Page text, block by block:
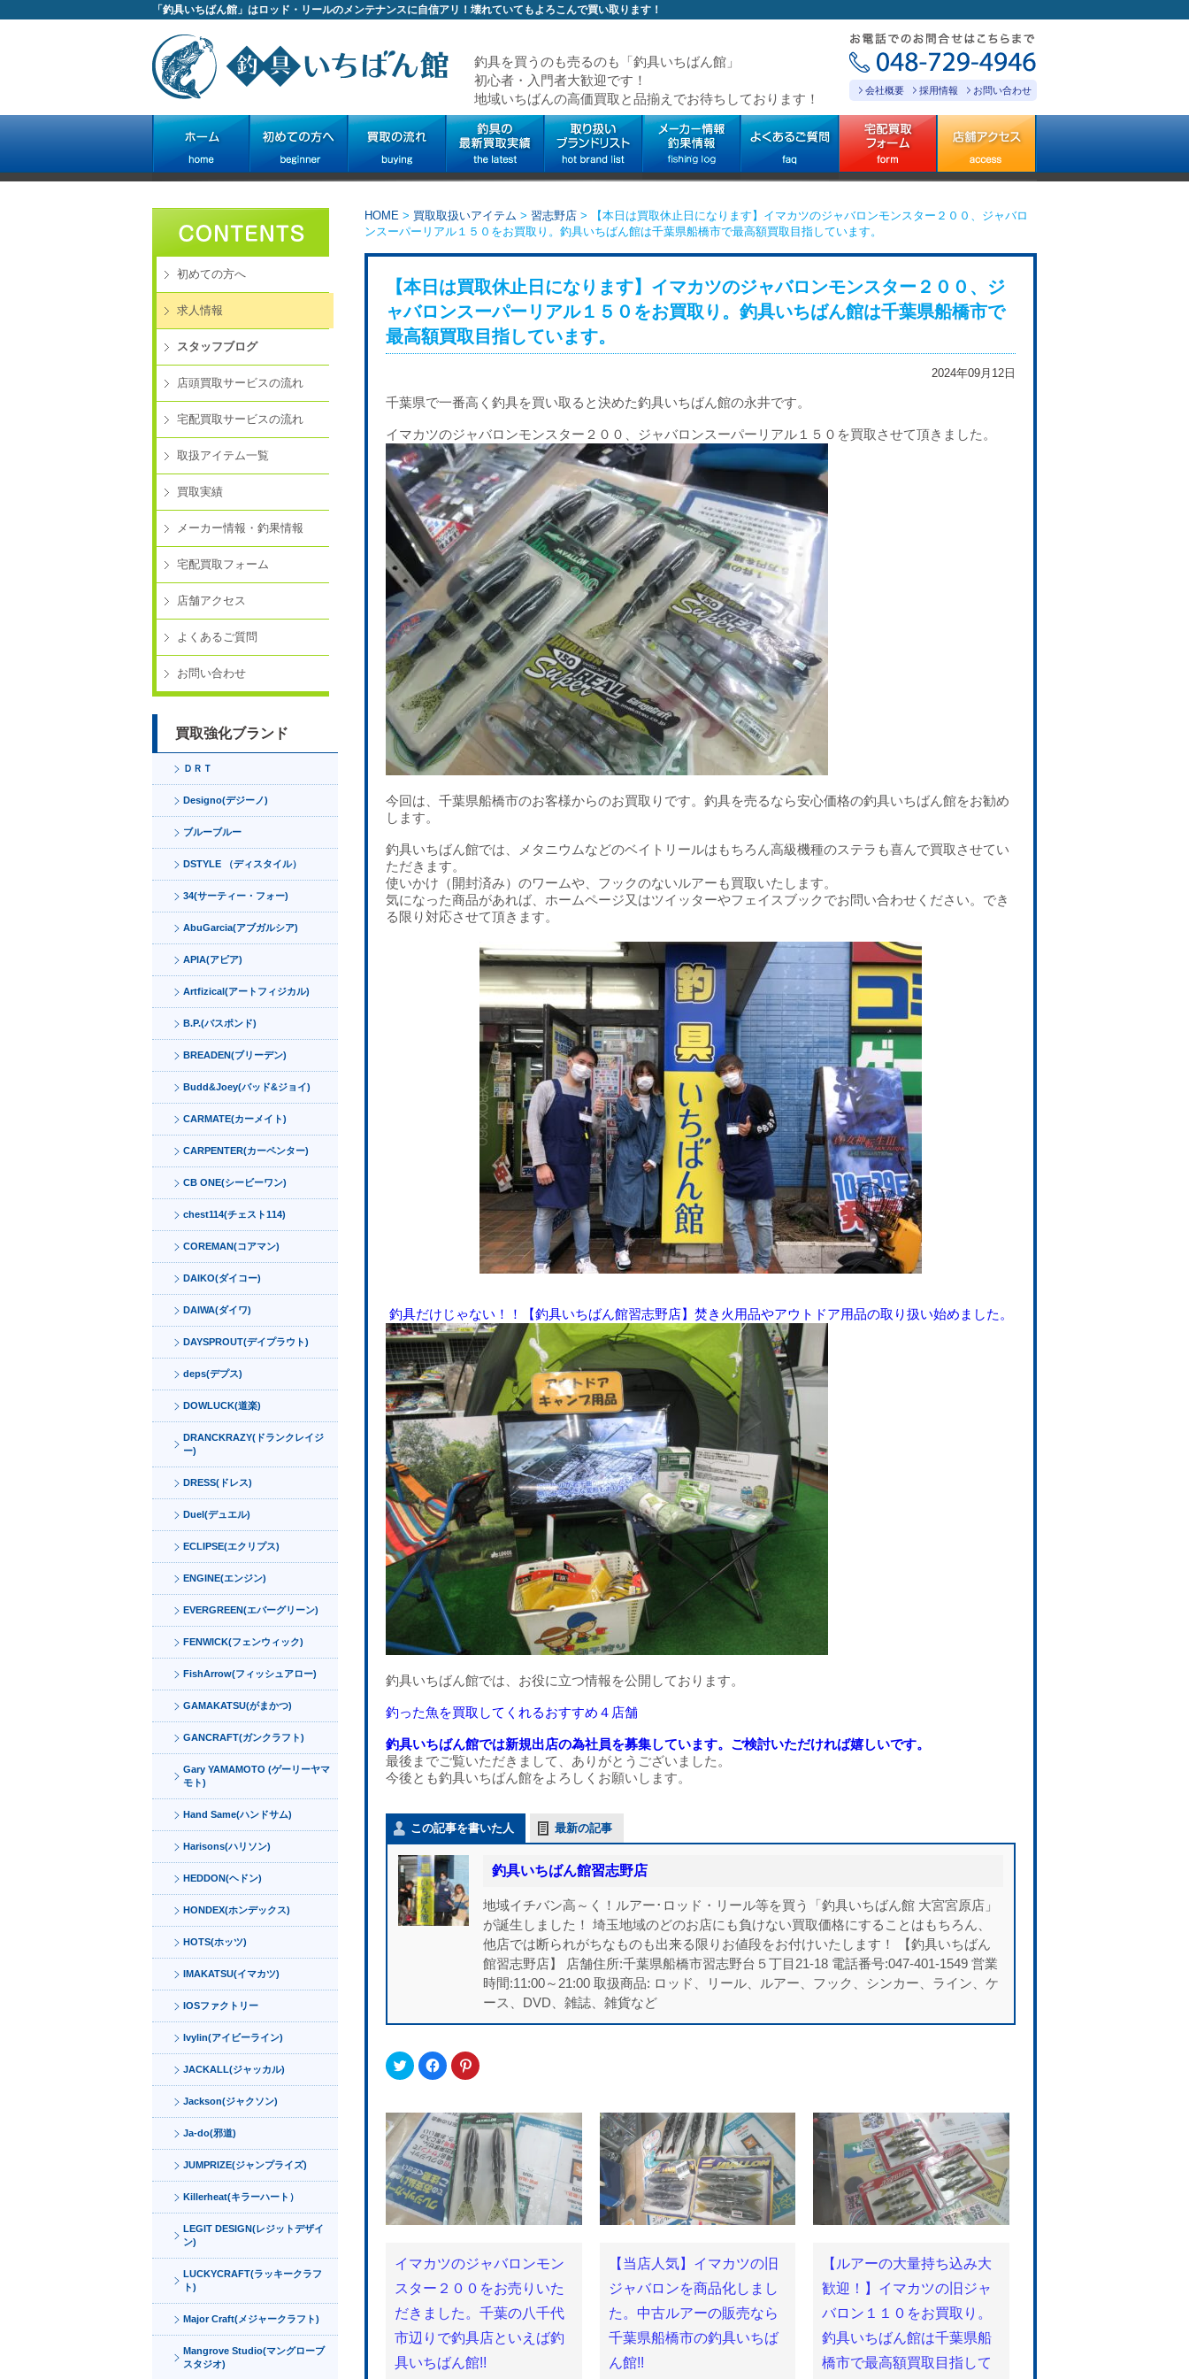
「釣具いちばん館」はロッド・リールのメンテナンスに自信アリ！壊れていてもよろこんで買い取ります！
釣具を買うのも売るのも「釣具いちばん館」
初心者・入門者大歓迎です！
地域いちばんの高価買取と品揃えでお待ちしております！
会社概要 採用情報 お問い合わせ
HOME > 買取取扱いアイテム > 習志野店 >
【本日は買取休止日になります】イマカツのジャバロンモンスター２００、ジャバロ
ンスーパーリアル１５０をお買取り。釣具いちばん館は千葉県船橋市で最高額買取目指しています。
【本日は買取休止日になります】イマカツのジャバロンモンスター２００、ジ
ャバロンスーパーリアル１５０をお買取り。釣具いちばん館は千葉県船橋市で
最高額買取目指しています。
2024年09月12日
千葉県で一番高く釣具を買い取ると決めた釣具いちばん館の永井です。
イマカツのジャバロンモンスター２００、ジャバロンスーパーリアル１５０を買取させて頂きました。
今回は、千葉県船橋市のお客様からのお買取りです。釣具を売るなら安心価格の釣具いちばん館をお勧め
します。
釣具いちばん館では、メタニウムなどのベイトリールはもちろん高級機種のステラも喜んで買取させてい
ただきます。
使いかけ（開封済み）のワームや、フックのないルアーも買取いたします。
気になった商品があれば、ホームページ又はツイッターやフェイスブックでお問い合わせください。でき
る限り対応させて頂きます。
釣具だけじゃない！！【釣具いちばん館習志野店】焚き火用品やアウトドア用品の取り扱い始めました。
釣具いちばん館では、お役に立つ情報を公開しております。
釣った魚を買取してくれるおすすめ４店舗
釣具いちばん館では新規出店の為社員を募集しています。ご検討いただければ嬉しいです。
最後までご覧いただきまして、ありがとうございました。
今後とも釣具いちばん館をよろしくお願いします。
この記事を書いた人 最新の記事
釣具いちばん館習志野店
地域イチバン高～く！ルアー･ロッド・リール等を買う「釣具いちばん館 大宮宮原店」
が誕生しました！ 埼玉地域のどのお店にも負けない買取価格にすることはもちろん、
他店では断られがちなものも出来る限りお値段をお付けいたします！ 【釣具いちばん
館習志野店】 店舗住所:千葉県船橋市習志野台５丁目21-18 電話番号:047-401-1549 営業
時間:11:00～21:00 取扱商品: ロッド、リール、ルアー、フック、シンカー、ライン、ケ
ース、DVD、雑誌、雑貨など
ク
リ
て
Twitter
で
共
有
(新
し
い
ウ
ィ
ン
開
ま
す)
Facebook
で
る
に
は
ク
リ
ッ
ク
し
て
く
だ
し
い
ウ
ィ
ン
ド
で
開
き
ま
ク
リ
て
Pinterest
で
共
有
(新
し
ィ
ン
開
ま
す)
イマカツのジャバロンモン
スター２００をお売りいた
だきました。千葉の八千代
市辺りで釣具店といえば釣
具いちばん館!!
【当店人気】イマカツの旧
ジャバロンを商品化しまし
た。中古ルアーの販売なら
千葉県船橋市の釣具いちば
ん館!!
【ルアーの大量持ち込み大
歓迎！】イマカツの旧ジャ
バロン１１０をお買取り。
釣具いちばん館は千葉県船
橋市で最高額買取目指して
初めての方へ
求人情報
スタッフブログ
店頭買取サービスの流れ
宅配買取サービスの流れ
取扱アイテム一覧
買取実績
メーカー情報・釣果情報
宅配買取フォーム
店舗アクセス
よくあるご質問
お問い合わせ
買取強化ブランド
ＤＲＴ
Designo(デジーノ)
ブルーブルー
DSTYLE （ディスタイル）
34(サーティー・フォー)
AbuGarcia(アブガルシア)
APIA(アピア)
Artfizical(アートフィジカル)
B.P.(バスポンド)
BREADEN(ブリーデン)
Budd&Joey(バッド&ジョイ)
CARMATE(カーメイト)
CARPENTER(カーペンター)
CB ONE(シービーワン)
chest114(チェスト114)
COREMAN(コアマン)
DAIKO(ダイコー)
DAIWA(ダイワ)
DAYSPROUT(デイプラウト)
deps(デプス)
DOWLUCK(道楽)
DRANCKRAZY(ドランクレイジ
ー)
DRESS(ドレス)
Duel(デュエル)
ECLIPSE(エクリプス)
ENGINE(エンジン)
EVERGREEN(エバーグリーン)
FENWICK(フェンウィック)
FishArrow(フィッシュアロー)
GAMAKATSU(がまかつ)
GANCRAFT(ガンクラフト)
Gary YAMAMOTO (ゲーリーヤマ
モト)
Hand Same(ハンドサム)
Harisons(ハリソン)
HEDDON(ヘドン)
HONDEX(ホンデックス)
HOTS(ホッツ)
IMAKATSU(イマカツ)
IOSファクトリー
Ivylin(アイビーライン)
JACKALL(ジャッカル)
Jackson(ジャクソン)
Ja-do(邪道)
JUMPRIZE(ジャンプライズ)
Killerheat(キラーハート）
LEGIT DESIGN(レジットデザイ
ン)
LUCKYCRAFT(ラッキークラフ
ト)
Major Craft(メジャークラフト)
Mangrove Studio(マングローブ
スタジオ)